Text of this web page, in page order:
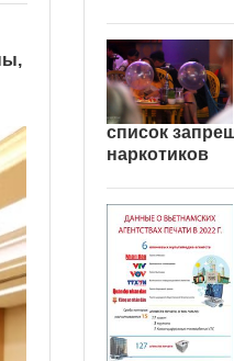
список
наркотиков